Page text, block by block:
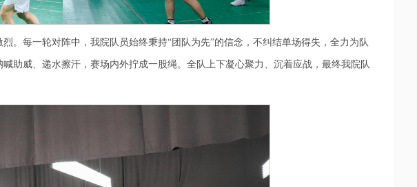
。每一轮对阵中，我院队员始终秉持“团队为先”的信念，不纠结单场得失，全力为队
助威、递水擦汗，赛场内外拧成一股绳。全队上下凝心聚力、沉着应战，最终我院队